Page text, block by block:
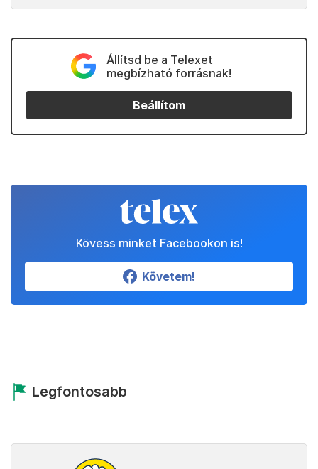
Állítsd be a Telexet
megbízható forrásnak!
Beállítom
Kövess minket Facebookon is!
Követem!
Legfontosabb